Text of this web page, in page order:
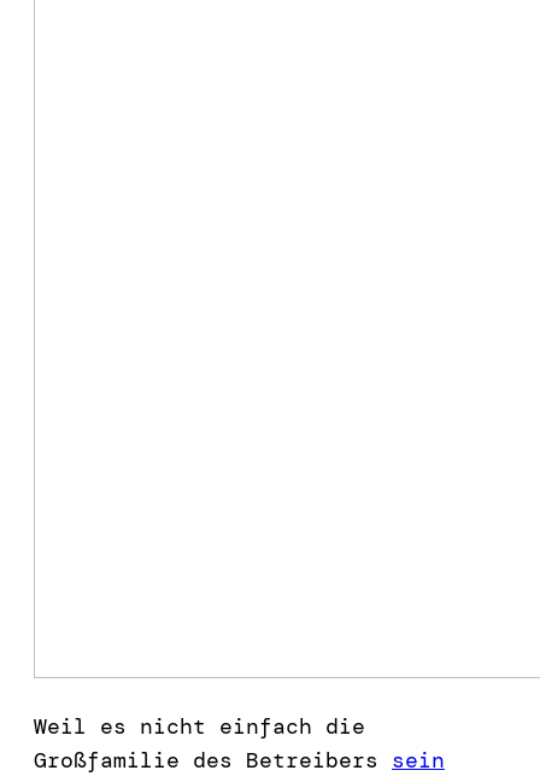
Weil es nicht einfach die
Großfamilie des Betreibers sein